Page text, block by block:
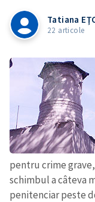
Tatiana
22 articole
pentru crime
schimbul a câteva
penitenciar peste